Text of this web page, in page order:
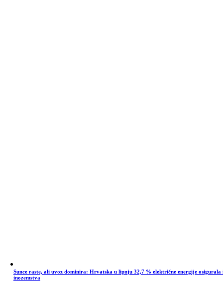
Sunce raste, ali uvoz dominira: Hrvatska u lipnju 32,7 % električne energije osigurala
inozemstva